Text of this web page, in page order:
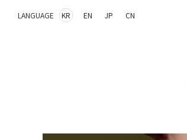
LANGUAGE KR EN JP CN